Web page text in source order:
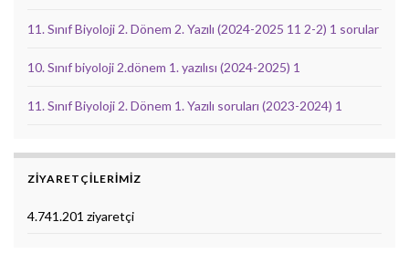
11. Sınıf Biyoloji 2. Dönem 2. Yazılı (2024-2025 11 2-2) 1 sorular
10. Sınıf biyoloji 2.dönem 1. yazılısı (2024-2025) 1
11. Sınıf Biyoloji 2. Dönem 1. Yazılı soruları (2023-2024) 1
ZIYARETÇILERIMIZ
4.741.201 ziyaretçi